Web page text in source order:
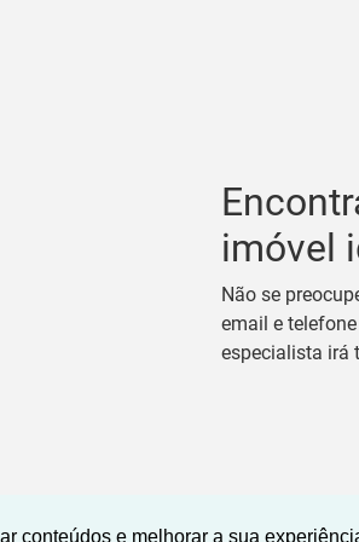
conteúdos e melhorar a sua
imóvel
Não se
email e
especialista irá